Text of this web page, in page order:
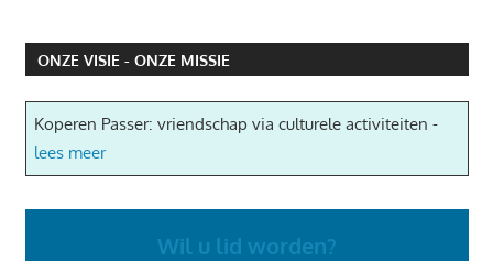
ONZE VISIE - ONZE MISSIE
Koperen Passer: vriendschap via culturele activiteiten -
lees meer
Wil u lid worden?